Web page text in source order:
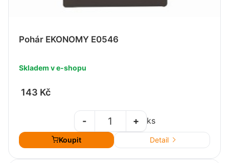
Pohár EKONOMY E0546
Skladem v e-shopu
143 Kč
+
- ks
Koupit Detail